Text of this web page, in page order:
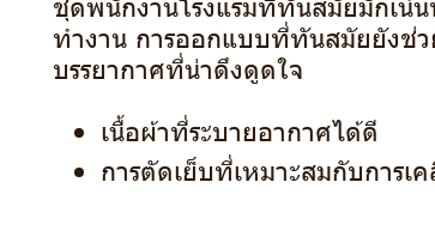
ทำงาน การออกแบบที่ทันสมัยยังช่ว
บรรยากาศที่น่าดึงดูดใจ
เนื้อผ้าที่ระบายอากาศได้ดี
การตัดเย็บที่เหมาะสมกับการเ